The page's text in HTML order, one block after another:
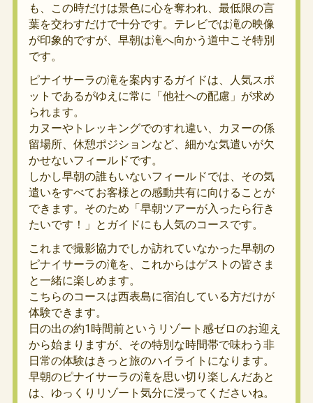
も、この時だけは景色に心を奪われ、最低限の言
葉を交わすだけで十分です。テレビでは滝の映像
が印象的ですが、早朝は滝へ向かう道中こそ特別
です。
ピナイサーラの滝を案内するガイドは、人気スポ
ットであるがゆえに常に「他社への配慮」が求め
られます。
カヌーやトレッキングでのすれ違い、カヌーの係
留場所、休憩ポジションなど、細かな気遣いが欠
かせないフィールドです。
しかし早朝の誰もいないフィールドでは、その気
遣いをすべてお客様との感動共有に向けることが
できます。そのため「早朝ツアーが入ったら行き
たいです！」とガイドにも人気のコースです。
これまで撮影協力でしか訪れていなかった早朝の
ピナイサーラの滝を、これからはゲストの皆さま
と一緒に楽しめます。
こちらのコースは西表島に宿泊している方だけが
体験できます。
日の出の約1時間前というリゾート感ゼロのお迎え
から始まりますが、その特別な時間帯で味わう非
日常の体験はきっと旅のハイライトになります。
早朝のピナイサーラの滝を思い切り楽しんだあと
は、ゆっくりリゾート気分に浸ってくださいね。